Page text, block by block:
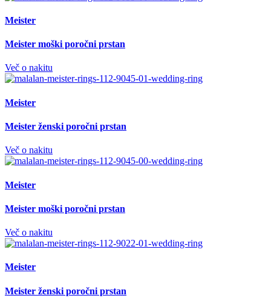
Meister
Meister moški poročni prstan
Več o nakitu
Meister
Meister ženski poročni prstan
Več o nakitu
Meister
Meister moški poročni prstan
Več o nakitu
Meister
Meister ženski poročni prstan